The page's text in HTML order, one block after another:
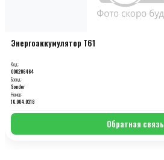
Энергоаккумулятор T61
Код:
000206464
Бренд:
Sonder
Номер:
16.004.0318
Обратная связь